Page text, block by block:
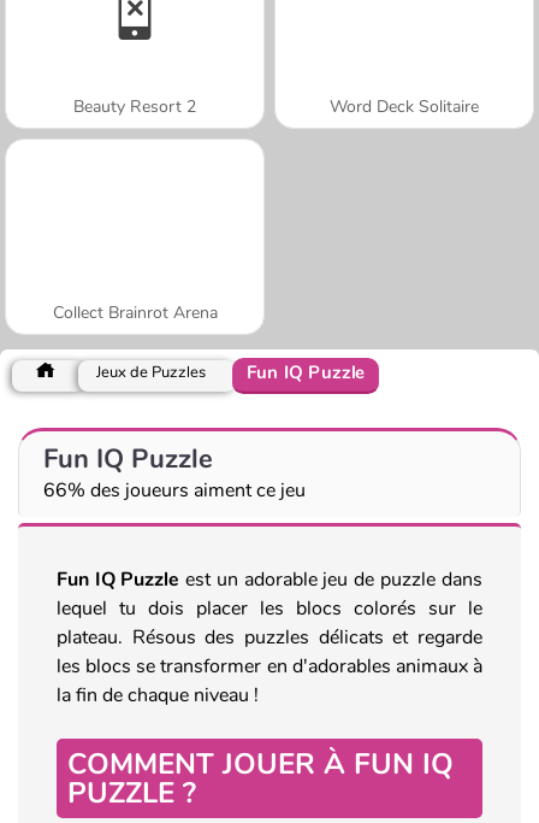
Beauty Resort 2 Word Deck Solitaire
Collect Brainrot Arena
Jeux de Puzzles Fun IQ Puzzle
Fun IQ Puzzle
66% des joueurs aiment ce jeu
Fun IQ Puzzle est un adorable jeu de puzzle dans
lequel tu dois placer les blocs colorés sur le
plateau. Résous des puzzles délicats et regarde
les blocs se transformer en d'adorables animaux à
la fin de chaque niveau !
COMMENT JOUER À FUN IQ
PUZZLE ?